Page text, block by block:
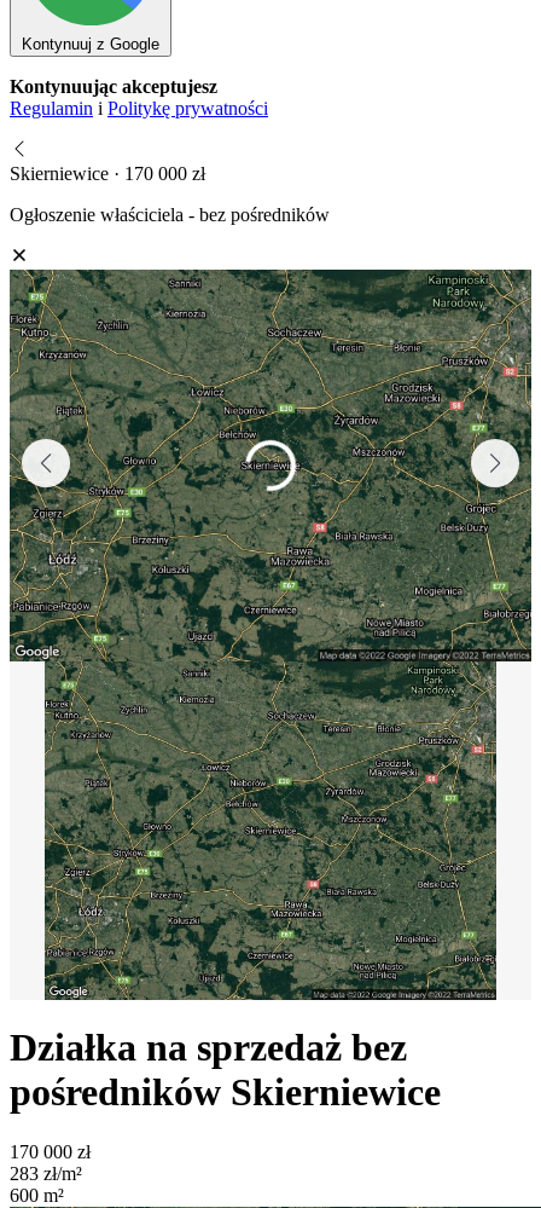
Kontynuuj z Google
Kontynuując akceptujesz
Regulamin i Politykę prywatności
Skierniewice · 170 000 zł
Ogłoszenie właściciela - bez pośredników
Działka na sprzedaż bez
pośredników Skierniewice
170 000 zł
283 zł/m²
600 m²